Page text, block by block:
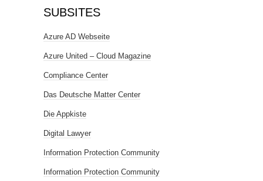
SUBSITES
Azure AD Webseite
Azure United – Cloud Magazine
Compliance Center
Das Deutsche Matter Center
Die Appkiste
Digital Lawyer
Information Protection Community
Information Protection Community